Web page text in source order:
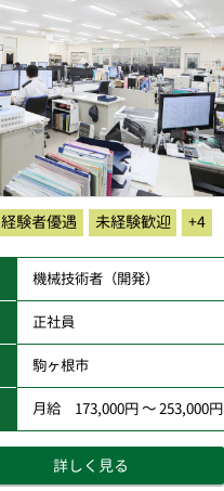
経験者優遇 未経験歓迎 +4
機械技術者（開発）
正社員
駒ヶ根市
月給 173,000円 ～ 253,000円
詳しく見る